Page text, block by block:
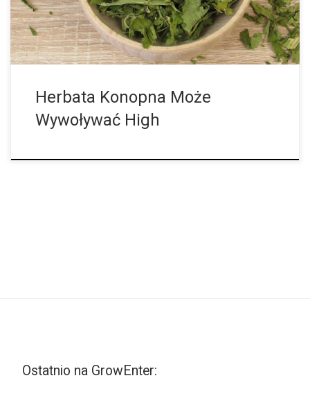
Herbata Konopna Może
Wywoływać High
Ostatnio na GrowEnter: